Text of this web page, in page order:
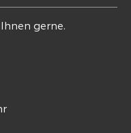
gerne.